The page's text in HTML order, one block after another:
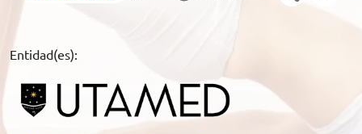
RECURSOS EDUCATIVOS
TRABAJA CON NOSOTROS
Entidad(es):